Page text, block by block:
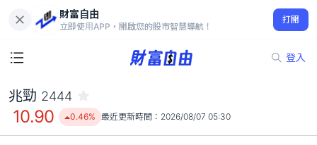
財富自由
立即使用APP，開啟您的股市智慧導航！
打開
登入
10.90
0.46%
兆勁 2444
10.90 0.46% 最近更新時間： 2026/08/07 05:30